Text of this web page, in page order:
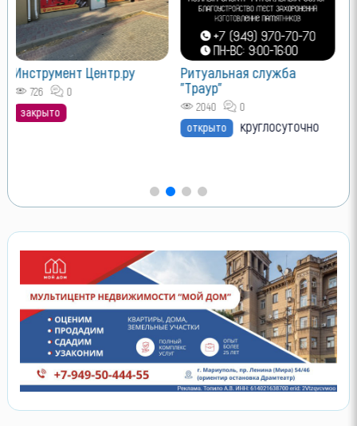
Инструмент Центр.ру
726
0
закрыто
Ритуальная служба
"Траур"
2040
0
открыто
круглосуточно